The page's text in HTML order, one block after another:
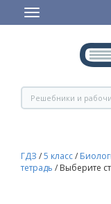
ГДЗ /5 класс/
тетрадь / Выберите